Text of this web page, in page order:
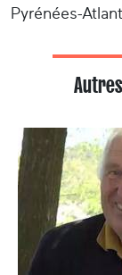
Pyrénées-